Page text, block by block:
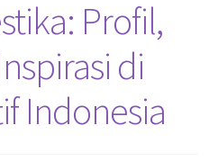
Profil,
di
Indonesia